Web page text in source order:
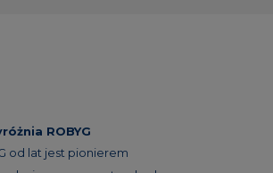
ROBYG
od lat jest pionierem